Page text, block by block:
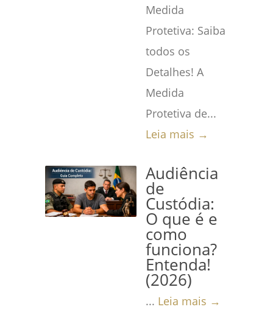
Medida
Protetiva: Saiba
todos os
Detalhes! A
Medida
Protetiva de...
Leia mais →
Audiência
de
Custódia:
O que é e
como
funciona?
Entenda!
(2026)
... Leia mais →